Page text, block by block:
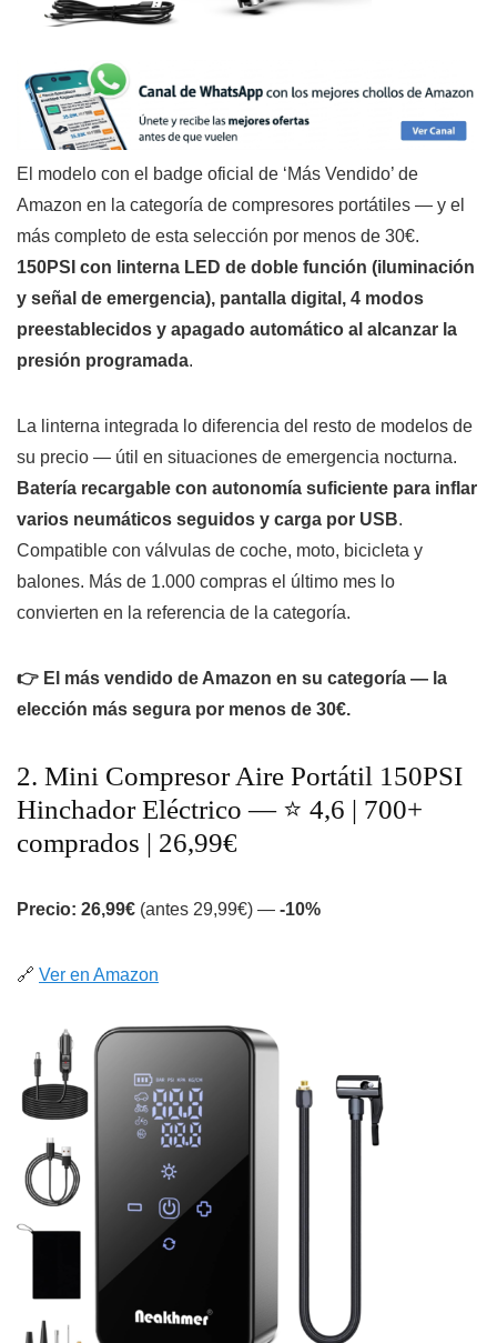
El modelo con el badge oficial de ‘Más Vendido’ de
Amazon en la categoría de compresores portátiles — y el
más completo de esta selección por menos de 30€.
150PSI con linterna LED de doble función (iluminación
y señal de emergencia), pantalla digital, 4 modos
preestablecidos y apagado automático al alcanzar la
presión programada.
La linterna integrada lo diferencia del resto de modelos de
su precio — útil en situaciones de emergencia nocturna.
Batería recargable con autonomía suficiente para inflar
varios neumáticos seguidos y carga por USB.
Compatible con válvulas de coche, moto, bicicleta y
balones. Más de 1.000 compras el último mes lo
convierten en la referencia de la categoría.
👉 El más vendido de Amazon en su categoría — la
elección más segura por menos de 30€.
2. Mini Compresor Aire Portátil 150PSI
Hinchador Eléctrico — ⭐ 4,6 | 700+
comprados | 26,99€
Precio: 26,99€ (antes 29,99€) — -10%
🔗 Ver en Amazon